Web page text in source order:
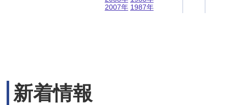
2007年 1987年
新着情報